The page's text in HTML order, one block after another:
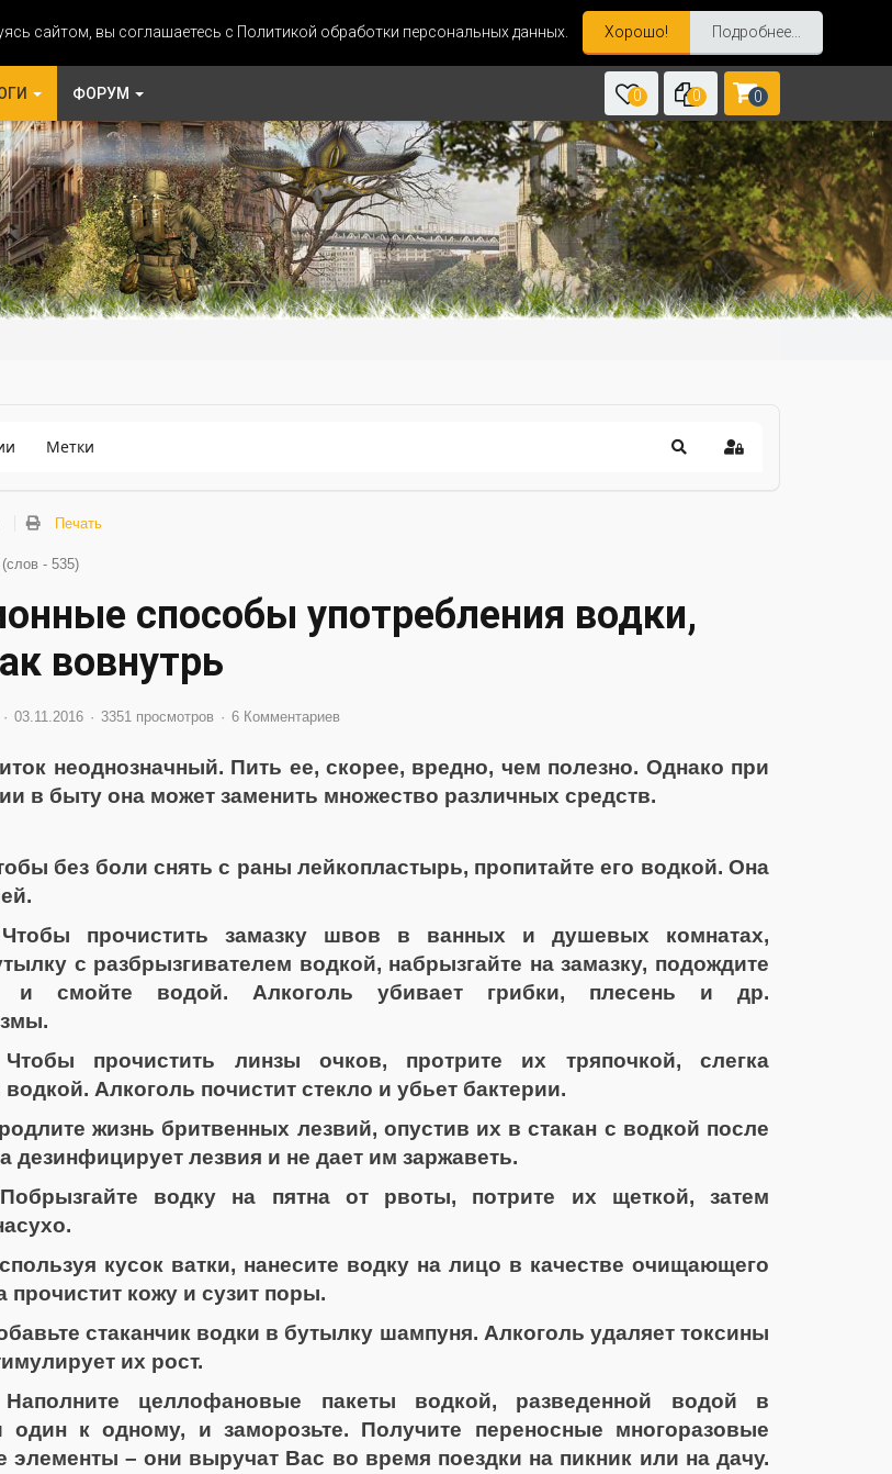
сайтом, вы соглашаетесь с Политикой обработки персональных данных. Хорошо! Подробнее...
ФОРУМ 0 0 0
Метки
Печать
(слов - 535)
способы употребления водки,
вовнутрь
03.11.2016 3351 просмотров 6 Комментариев
неоднозначный. Пить ее, скорее, вредно, чем полезно. Однако при
в быту она может заменить множество различных средств.
без боли снять с раны лейкопластырь, пропитайте его водкой. Она
прочистить замазку швов в ванных и душевых комнатах,
с разбрызгивателем водкой, набрызгайте на замазку, подождите
и смойте водой. Алкоголь убивает грибки, плесень и др.
прочистить линзы очков, протрите их тряпочкой, слегка
Алкоголь почистит стекло и убьет бактерии.
жизнь бритвенных лезвий, опустив их в стакан с водкой после
дезинфицирует лезвия и не дает им заржаветь.
водку на пятна от рвоты, потрите их щеткой, затем
кусок ватки, нанесите водку на лицо в качестве очищающего
прочистит кожу и сузит поры.
стаканчик водки в бутылку шампуня. Алкоголь удаляет токсины
их рост.
целлофановые пакеты водкой, разведенной водой в
один к одному, и заморозьте. Получите переносные многоразовые
элементы – они выручат Вас во время поездки на пикник или на дачу.